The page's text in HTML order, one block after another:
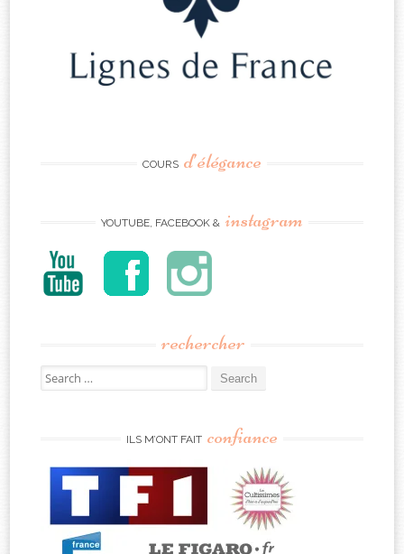
COURS d’élégance
YOUTUBE, FACEBOOK & instagram
rechercher
Search
for:
ILS M’ONT FAIT confiance